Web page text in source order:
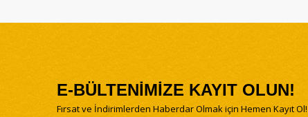
E-BÜLTENİMİZE KAYIT OLUN!
Fırsat ve İndirimlerden Haberdar Olmak için Hemen Kayıt Ol!